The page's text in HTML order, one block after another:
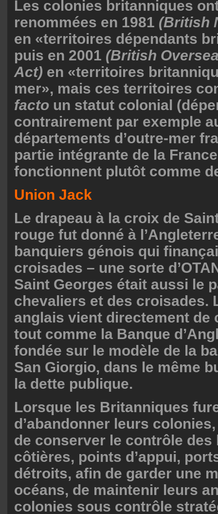
Les colonies britanniques
renommées en 1981 (British
en «territoires dépendants
puis en 2001 (British
Act) en «territoires
mer», mais ces territoires
facto un statut colonial
contrairement par exemple
départements d’outre-mer
partie intégrante de la
fonctionnent plutôt comme
Union Jack
Le drapeau à la croix de
rouge fut donné à
banquiers génois qui
croisades – une sorte
Saint Georges était aussi le
chevaliers et des croisades.
anglais vient directement de
tout comme la Banque
fondée sur le modèle de la
San Giorgio, dans le même
la dette publique.
Lorsque les Britanniques
d’abandonner leurs
de conserver le contrôle des
côtières, points d’appui,
détroits, afin de garder une
océans, de maintenir leurs
colonies sous contrôle